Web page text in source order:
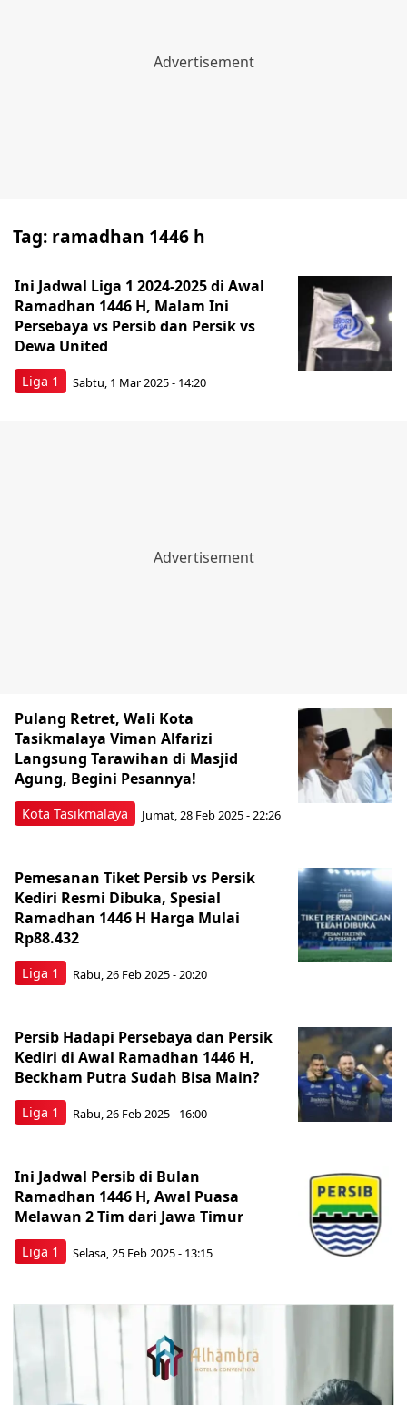
Tag: ramadhan 1446 h
Liga 1
Ini Jadwal Liga 1 2024-2025 di Awal
Ramadhan 1446 H, Malam Ini
Persebaya vs Persib dan Persik vs
Dewa United
Sabtu, 1 Mar 2025 - 14:20
Kota Tasikmalaya
Pulang Retret, Wali Kota
Tasikmalaya Viman Alfarizi
Langsung Tarawihan di Masjid
Agung, Begini Pesannya!
Jumat, 28 Feb 2025 - 22:26
Liga 1
Pemesanan Tiket Persib vs Persik
Kediri Resmi Dibuka, Spesial
Ramadhan 1446 H Harga Mulai
Rp88.432
Rabu, 26 Feb 2025 - 20:20
Liga 1
Persib Hadapi Persebaya dan Persik
Kediri di Awal Ramadhan 1446 H,
Beckham Putra Sudah Bisa Main?
Rabu, 26 Feb 2025 - 16:00
Liga 1
Ini Jadwal Persib di Bulan
Ramadhan 1446 H, Awal Puasa
Melawan 2 Tim dari Jawa Timur
Selasa, 25 Feb 2025 - 13:15